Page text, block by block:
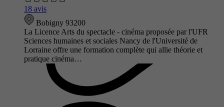
18 avis
Bobigny 93200
La Licence Arts du spectacle - cinéma proposée par l'UFR
Sciences humaines et sociales Nancy de l'Université de
Lorraine offre une formation complète qui allie théorie et
pratique cinéma…